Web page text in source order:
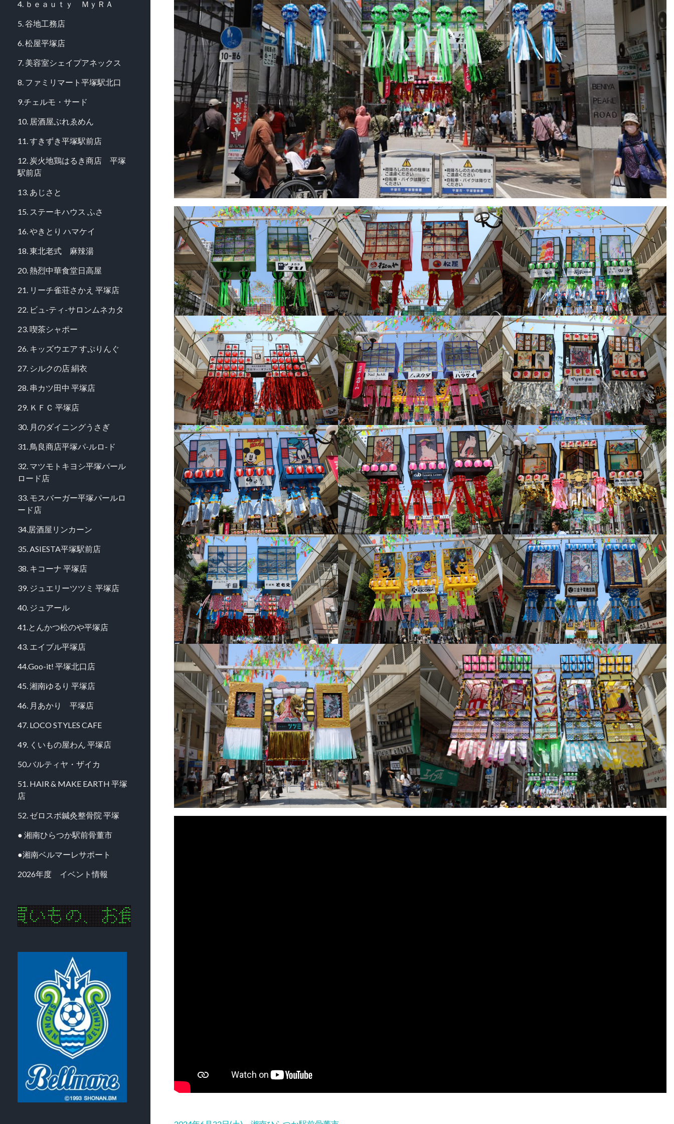
4. ｂｅａｕｔｙ ＭｙＲＡ
5. 谷地工務店
6. 松屋平塚店
7. 美容室シェイプアネックス
8. ファミリマート平塚駅北口
9.チェルモ・サード
10. 居酒屋ぶれゑめん
11. すきずき平塚駅前店
12. 炭火地鶏はるき商店 平塚
駅前店
13. あじさと
15. ステーキハウス ふさ
16. やきとり ハマケイ
18. 東北老式 麻辣湯
20. 熱烈中華食堂日高屋
21. リーチ雀荘さかえ 平塚店
22. ビュ-ティ-サロンムネカタ
23. 喫茶シャポー
26. キッズウエア すぷりんぐ
27. シルクの店 絹衣
28. 串カツ田中 平塚店
29. ＫＦＣ 平塚店
30. 月のダイニングうさぎ
31. 鳥良商店平塚パ-ルロ-ド
32. マツモトキヨシ平塚パール
ロード店
33. モスバーガー平塚パールロ
ード店
34.居酒屋リンカーン
35. ASIESTA平塚駅前店
38. キコーナ 平塚店
39. ジュエリーツツミ 平塚店
40. ジュアール
41.とんかつ松のや平塚店
43. エイブル平塚店
44.Goo-it! 平塚北口店
45. 湘南ゆるり 平塚店
46. 月あかり 平塚店
47. LOCO STYLES CAFE
49. くいもの屋わん 平塚店
50.バルティヤ・ザイカ
51. HAIR & MAKE EARTH 平塚
店
52. ゼロスポ鍼灸整骨院 平塚
● 湘南ひらつか駅前骨董市
●湘南ベルマーレサポート
2026年度 イベント情報